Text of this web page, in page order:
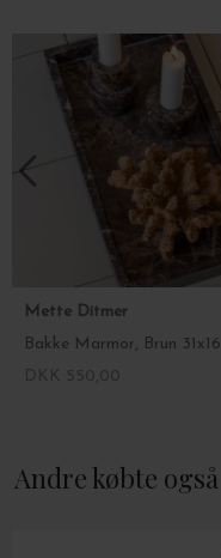
Mette Ditmer
Bakke Marmor, Brun 31x16
Andre købte også